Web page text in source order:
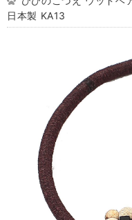
日本製 KA13